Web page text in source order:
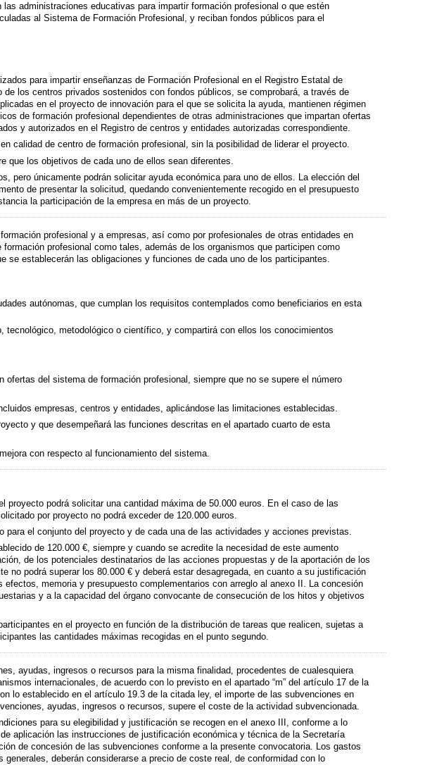
administraciones educativas para impartir formación profesional o que estén
al Sistema de Formación Profesional, y reciban fondos públicos para el
para impartir enseñanzas de Formación Profesional en el Registro Estatal de
los centros privados sostenidos con fondos públicos, se comprobará, a través de
en el proyecto de innovación para el que se solicita la ayuda, mantienen régimen
de formación profesional dependientes de otras administraciones que impartan ofertas
y autorizados en el Registro de centros y entidades autorizadas correspondiente.
calidad de centro de formación profesional, sin la posibilidad de liderar el proyecto.
que los objetivos de cada uno de ellos sean diferentes.
pero únicamente podrán solicitar ayuda económica para uno de ellos. La elección del
de presentar la solicitud, quedando convenientemente recogido en el presupuesto
la participación de la empresa en más de un proyecto.
profesional y a empresas, así como por profesionales de otras entidades en
profesional como tales, además de los organismos que participen como
establecerán las obligaciones y funciones de cada uno de los participantes.
autónomas, que cumplan los requisitos contemplados como beneficiarios en esta
metodológico o científico, y compartirá con ellos los conocimientos
del sistema de formación profesional, siempre que no se supere el número
empresas, centros y entidades, aplicándose las limitaciones establecidas.
y que desempeñará las funciones descritas en el apartado cuarto de esta
con respecto al funcionamiento del sistema.
podrá solicitar una cantidad máxima de 50.000 euros. En el caso de las
por proyecto no podrá exceder de 120.000 euros.
el conjunto del proyecto y de cada una de las actividades y acciones previstas.
de 120.000 €, siempre y cuando se acredite la necesidad de este aumento
de los potenciales destinatarios de las acciones propuestas y de la aportación de los
podrá superar los 80.000 € y deberá estar desagregada, en cuanto a su justificación
memoria y presupuesto complementarios con arreglo al anexo II. La concesión
y a la capacidad del órgano convocante de consecución de los hitos y objetivos
en el proyecto en función de la distribución de tareas que realicen, sujetas a
las cantidades máximas recogidas en el punto segundo.
ayudas, ingresos o recursos para la misma finalidad, procedentes de cualesquiera
internacionales, de acuerdo con lo previsto en el apartado “m” del artículo 17 de la
lo establecido en el artículo 19.3 de la citada ley, el importe de las subvenciones en
ayudas, ingresos o recursos, supere el coste de la actividad subvencionada.
para su elegibilidad y justificación se recogen en el anexo III, conforme a lo
aplicación las instrucciones de justificación económica y técnica de la Secretaría
de concesión de las subvenciones conforme a la presente convocatoria. Los gastos
deberán considerarse a precio de coste real, de conformidad con lo